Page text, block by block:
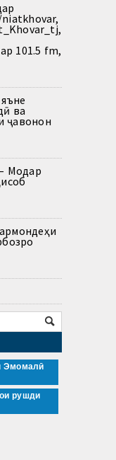
101.5 fm,
ва
ҷавонон
Модар
Эмомалӣ
рушди